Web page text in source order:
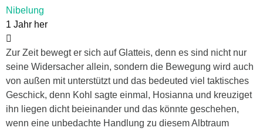
Nibelung
1 Jahr her
Zur Zeit bewegt er sich auf Glatteis, denn es sind nicht nur
seine Widersacher allein, sondern die Bewegung wird auch
von außen mit unterstützt und das bedeuted viel taktisches
Geschick, denn Kohl sagte einmal, Hosianna und kreuziget
ihn liegen dicht beieinander und das könnte geschehen,
wenn eine unbedachte Handlung zu diesem Albtraum